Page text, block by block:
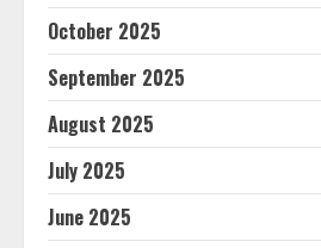
October 2025
September 2025
August 2025
July 2025
June 2025